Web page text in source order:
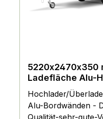
5220x2470x350
Ladefläche Alu-
Überlader
und tiefergelegt
Hochlader/
Alu-Bordwänden -